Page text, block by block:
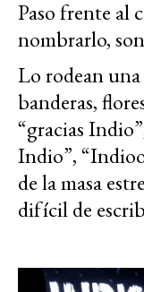
Paso frente al
nombrarlo,
Lo rodean
banderas,
“gracias
Indio”,
de la masa
difícil de